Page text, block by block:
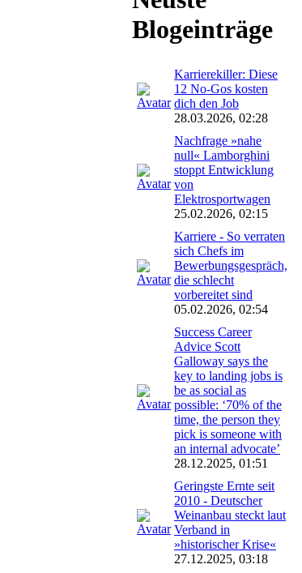
Blogeinträge
Karrierekiller: Diese
12 No-Gos kosten
dich den Job
28.03.2026, 02:28
Nachfrage »nahe
null« Lamborghini
stoppt Entwicklung
von
Elektrosportwagen
25.02.2026, 02:15
Karriere - So verraten
sich Chefs im
Bewerbungsgespräch,
die schlecht
vorbereitet sind
05.02.2026, 02:54
Success Career
Advice Scott
Galloway says the
key to landing jobs is
be as social as
possible: ‘70% of the
time, the person they
pick is someone with
an internal advocate’
28.12.2025, 01:51
Geringste Ernte seit
2010 - Deutscher
Weinanbau steckt laut
Verband in
»historischer Krise«
27.12.2025, 03:18